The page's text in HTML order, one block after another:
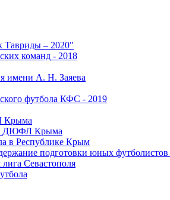
Тавриды – 2020"
команд - 2018
имени А. Н. Заяева
футбола КФС - 2019
Крыма
ДЮФЛ Крыма
в Республике Крым
подготовки юных футболистов
Севастополя